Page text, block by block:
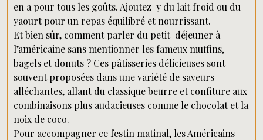
en a pour tous les goûts. Ajoutez-y du lait froid ou du
yaourt pour un repas équilibré et nourrissant.
Et bien sûr, comment parler du petit-déjeuner à
l’américaine sans mentionner les fameux muffins,
bagels et donuts ? Ces pâtisseries délicieuses sont
souvent proposées dans une variété de saveurs
alléchantes, allant du classique beurre et confiture aux
combinaisons plus audacieuses comme le chocolat et la
noix de coco.
Pour accompagner ce festin matinal, les Américains